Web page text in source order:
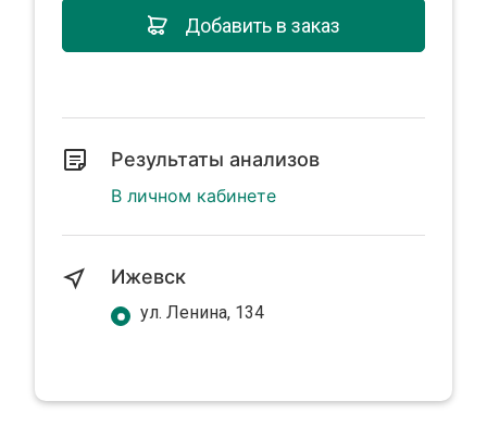
Добавить в заказ
Результаты анализов
В личном кабинете
Ижевск
ул. Ленина, 134